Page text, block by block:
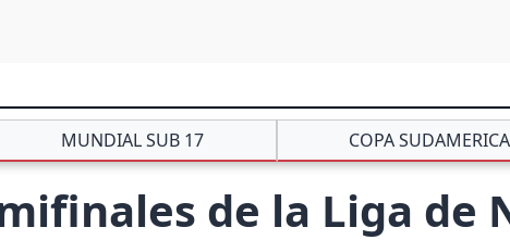
MUNDIAL SUB 17 COPA
de la Liga de